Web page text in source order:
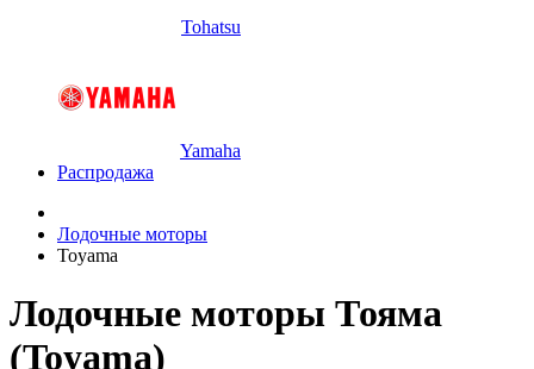
Tohatsu
Yamaha
Распродажа
Лодочные моторы
Toyama
Лодочные моторы Тояма
(Toyama)